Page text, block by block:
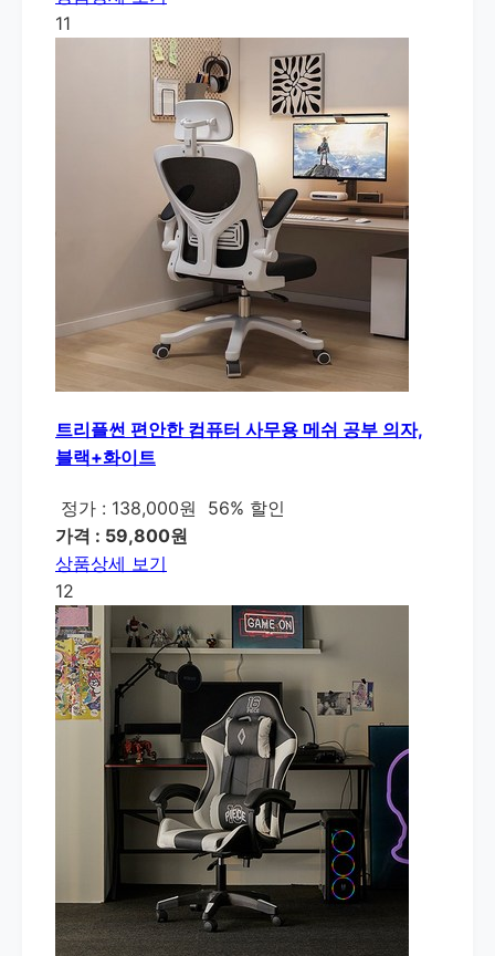
11
트리플썬 편안한 컴퓨터 사무용 메쉬 공부 의자,
블랙+화이트
정가 : 138,000원
56% 할인
가격 : 59,800원
상품상세 보기
12